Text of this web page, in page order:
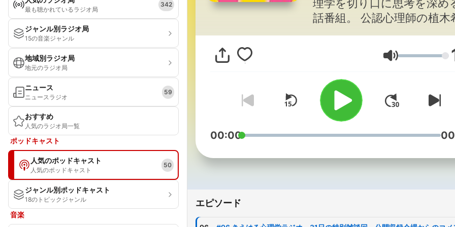
最も聴かれているラジオ局
342
ジャンル別ラジオ局
15の音楽ジャンル
地域別ラジオ局
地元のラジオ局
ニュース
ニュースラジオ
59
おすすめ
人気のラジオ局一覧
ポッドキャスト
人気のポッドキャスト
人気のポッドキャスト
50
ジャンル別ポッドキャスト
18のトピックジャンル
音楽
理学を切り口に思考を深め
話番組。 公認心理師の植木
恵、Voicy「はるラジオ」
oishi haru（ワーママはる
読み解いていきます。 ご感想
は #きえはる心理学ラ
でTwitterでつぶやいてく
と嬉しいです！
https://twitter.com/
【出演＆Twitter】 きらぼ
https://twitter.com/
http://haru-oishi.com/ 問い合わ
音量
00:00
エピソード